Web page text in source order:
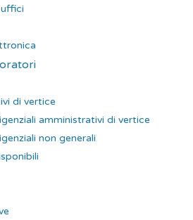
di vertice
amministrativi di vertice
non generali